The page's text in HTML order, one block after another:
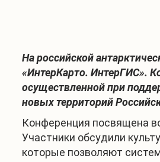
На российской
«ИнтерКарто. ИнтерГИС».
осуществленной при
новых территорий
Конференция посвящена
Участники обсудили
которые позволяют